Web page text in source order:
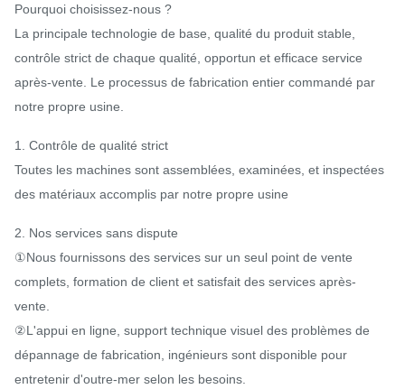
Pourquoi choisissez-nous ?
La principale technologie de base, qualité du produit stable,
contrôle strict de chaque qualité, opportun et efficace service
après-vente. Le processus de fabrication entier commandé par
notre propre usine.
1. Contrôle de qualité strict
Toutes les machines sont assemblées, examinées, et inspectées
des matériaux accomplis par notre propre usine
2. Nos services sans dispute
①Nous fournissons des services sur un seul point de vente
complets, formation de client et satisfait des services après-
vente.
②L'appui en ligne, support technique visuel des problèmes de
dépannage de fabrication, ingénieurs sont disponible pour
entretenir d'outre-mer selon les besoins.